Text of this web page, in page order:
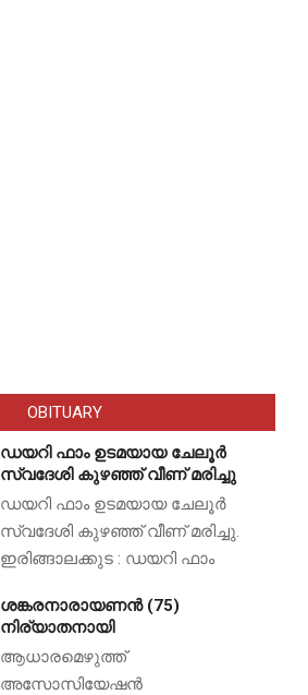
OBITUARY
ഡയറി ഫാം ഉടമയായ ചേലൂർ
സ്വദേശി കുഴഞ്ഞ് വീണ് മരിച്ചു
ഡയറി ഫാം ഉടമയായ ചേലൂർ
സ്വദേശി കുഴഞ്ഞ് വീണ് മരിച്ചു.
ഇരിങ്ങാലക്കുട : ഡയറി ഫാം
ശങ്കരനാരായണൻ (75)
നിര്യാതനായി
ആധാരമെഴുത്ത്
അസോസിയേഷൻ